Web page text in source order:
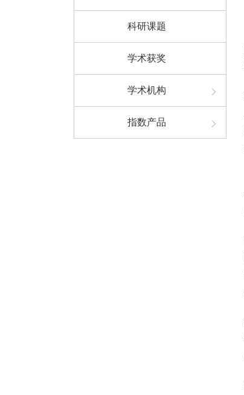
科研课题
学术获奖
学术机构
指数产品